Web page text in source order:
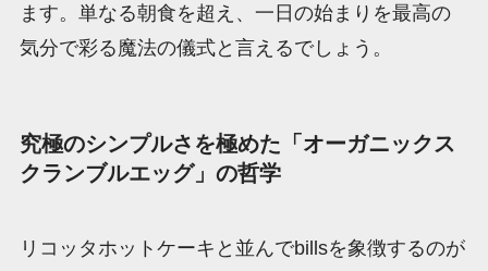
ます。単なる朝食を超え、一日の始まりを最高の
気分で彩る魔法の儀式と言えるでしょう。
究極のシンプルさを極めた「オーガニックス
クランブルエッグ」の哲学
リコッタホットケーキと並んでbillsを象徴するのが